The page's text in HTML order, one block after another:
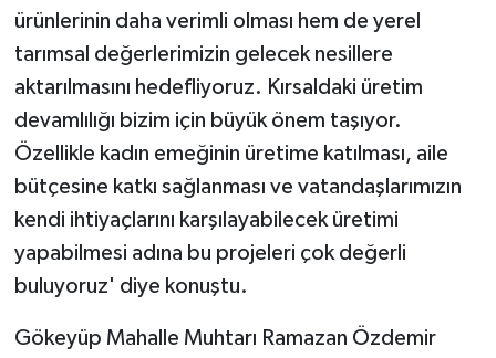
ürünlerinin daha verimli olması hem de yerel
tarımsal değerlerimizin gelecek nesillere
aktarılmasını hedefliyoruz. Kırsaldaki üretim
devamlılığı bizim için büyük önem taşıyor.
Özellikle kadın emeğinin üretime katılması, aile
bütçesine katkı sağlanması ve vatandaşlarımızın
kendi ihtiyaçlarını karşılayabilecek üretimi
yapabilmesi adına bu projeleri çok değerli
buluyoruz' diye konuştu.
Gökeyüp Mahalle Muhtarı Ramazan Özdemir